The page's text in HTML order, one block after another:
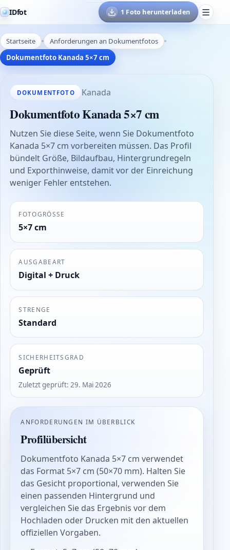
IDfot 1 Foto herunterladen
Startseite
Anforderungen an Dokumentfotos
Dokumentfoto Kanada 5×7 cm
DOKUMENTFOTO Kanada
Dokumentfoto Kanada 5×7 cm
Nutzen Sie diese Seite, wenn Sie Dokumentfoto
Kanada 5×7 cm vorbereiten müssen. Das Profil
bündelt Größe, Bildaufbau, Hintergrundregeln
und Exporthinweise, damit vor der Einreichung
weniger Fehler entstehen.
FOTOGRÖSSE
5×7 cm
AUSGABEART
Digital + Druck
STRENGE
Standard
SICHERHEITSGRAD
Geprüft
Zuletzt geprüft:29. Mai 2026
ANFORDERUNGEN IM ÜBERBLICK
Profilübersicht
Dokumentfoto Kanada 5×7 cm verwendet
das Format 5×7 cm (50×70 mm). Halten Sie
das Gesicht proportional, verwenden Sie
einen passenden Hintergrund und
vergleichen Sie das Ergebnis vor dem
Hochladen oder Drucken mit den aktuellen
offiziellen Vorgaben.